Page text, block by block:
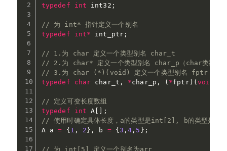
typedef
int int32 ;
// 为 int* 指针定义一个别名
typedef
int* int_ptr ;
// 1.为 char 定义一个类型别名 char_t
// 2.为 char* 定义一个类型别名 char_p（char类型指
// 3.为 char (*)(void) 定义一个类型别名 fptr（函数
typedef
char char_t , *char_p , ( *fptr) ( void
// 定义可变长度数组
typedef
int A
;
// 使用时确定具体长度，a的类型是int[2], b的类型是
A a = { 1 , 2 } , b = { 3 ,4 , 5 } ;
// 为 int[5] 定义一个别名为arr